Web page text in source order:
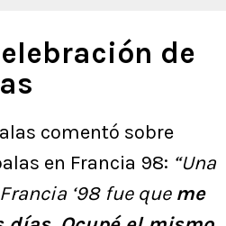
de
comentó sobre
en Francia 98: “Una
‘98 fue que me